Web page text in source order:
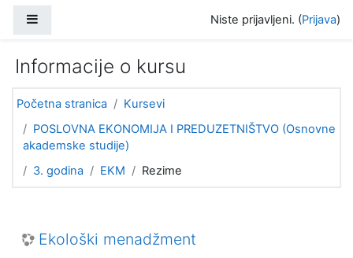
Niste prijavljeni. (Prijava)
Informacije o kursu
Početna stranica
Kursevi
POSLOVNA EKONOMIJA I PREDUZETNIŠTVO (Osnovne
akademske studije)
3. godina
EKM Rezime
Ekološki menadžment